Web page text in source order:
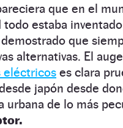
que en el
todo estaba
que
alternativas. El
eléctricos es clara
japón desde
urbana de lo más